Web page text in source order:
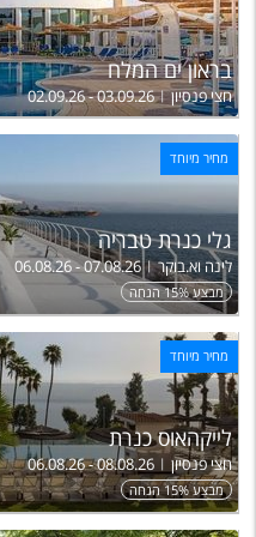
בראון ים המלח
חצי פנסיון 02.09.26 - 03.09.26
מחיר מיוחד
גלי כנרת טבריה
לינה וא.בוקר 06.08.26 - 07.08.26
מבצע 15% הנחה
מחיר מיוחד
לייקהאוס כנרת
חצי פנסיון 06.08.26 - 08.08.26
מבצע 15% הנחה